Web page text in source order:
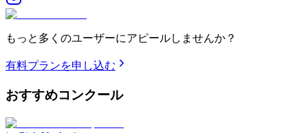
もっと多くのユーザーにアピールしませんか？
有料プランを申し込む
おすすめコンクール